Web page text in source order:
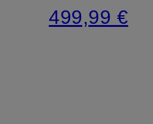
499,99 €